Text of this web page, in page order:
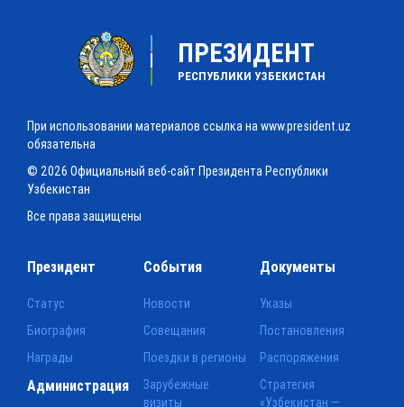
ПРЕЗИДЕНТ
РЕСПУБЛИКИ УЗБЕКИСТАН
При использовании материалов ссылка на www.president.uz
обязательна
© 2026 Официальный веб-сайт Президента Республики
Узбекистан
Все права защищены
Президент
Статус
Биография
Награды
События
Новости
Совещания
Поездки в регионы
Зарубежные
визиты
Документы
Указы
Постановления
Распоряжения
Стратегия
«Узбекистан —
Администрация